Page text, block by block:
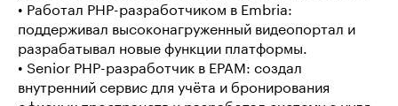
• Работал PHP-разработчиком в Embria:
поддерживал высоконагруженный видеопортал и
разрабатывал новые функции платформы.
• Senior PHP-разработчик в EPAM: создал
внутренний сервис для учёта и бронирования